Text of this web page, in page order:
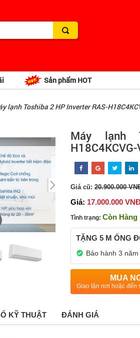
Sản phẩm HOT
lạnh Toshiba 2 HP Inverter RAS-
Máy lạnh
H18C4KCVG-
Giá cũ: 20.900.000
Giá: 17.000.000
Tình trạng: Còn Hàng
TẶNG 5 M ỐNG
Bảo hành 3 năm
MUA
Giao tận nơi hoặc đến
KỸ THUẬT ĐÁNH GIÁ